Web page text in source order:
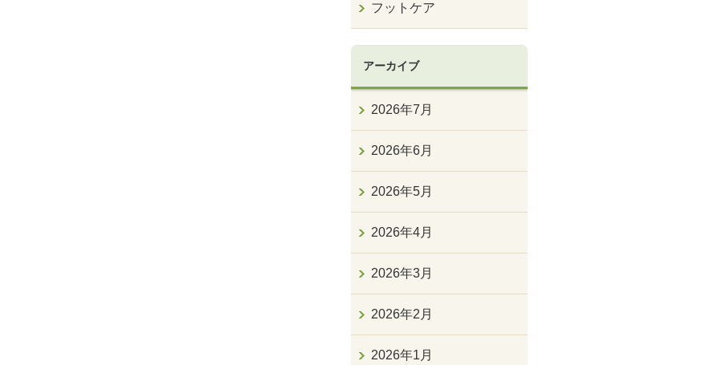
フットケア
アーカイブ
2026年7月
2026年6月
2026年5月
2026年4月
2026年3月
2026年2月
2026年1月